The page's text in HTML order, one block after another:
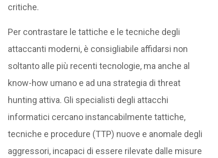
critiche.
Per contrastare le tattiche e le tecniche degli
attaccanti moderni, è consigliabile affidarsi non
soltanto alle più recenti tecnologie, ma anche al
know-how umano e ad una strategia di threat
hunting attiva. Gli specialisti degli attacchi
informatici cercano instancabilmente tattiche,
tecniche e procedure (TTP) nuove e anomale degli
aggressori, incapaci di essere rilevate dalle misure